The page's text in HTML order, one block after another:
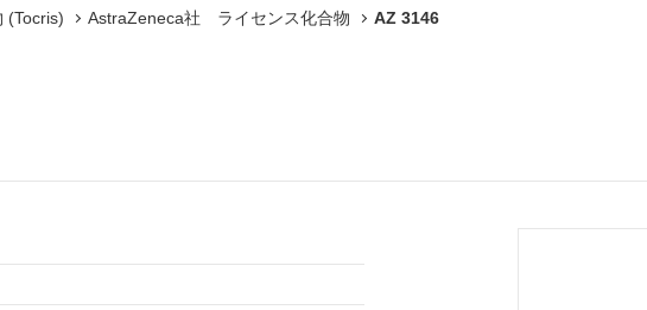
(Tocris) AstraZeneca社 ライセンス化合物 AZ 3146